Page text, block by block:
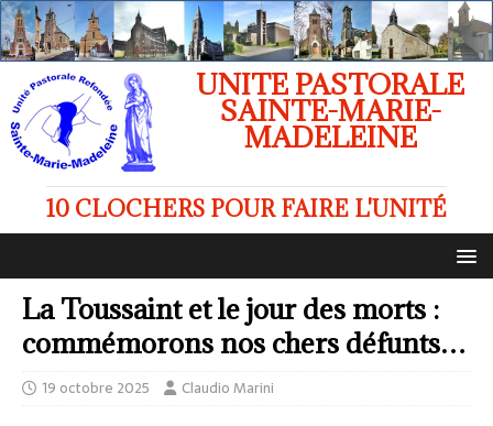
UNITE PASTORALE
SAINTE-MARIE-
MADELEINE
10 CLOCHERS POUR FAIRE L'UNITÉ
La Toussaint et le jour des morts :
commémorons nos chers défunts…
19 octobre 2025 Claudio Marini